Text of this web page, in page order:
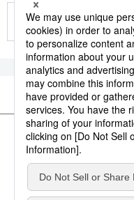
جيجي برس
الحياة البرية